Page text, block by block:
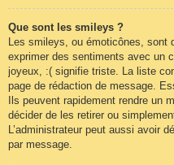
Que sont les smileys ?
Les smileys, ou émoticônes,
exprimer des sentiments avec un
joyeux, :( signifie triste. La liste
page de rédaction de message.
Ils peuvent rapidement rendre un
décider de les retirer ou
L’administrateur peut aussi avoir
par message.